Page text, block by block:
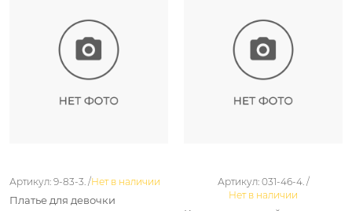
Артикул: 9-83-3. /Нет в наличии
Платье для девочки
Артикул: 031-46-4. /
Нет в наличии